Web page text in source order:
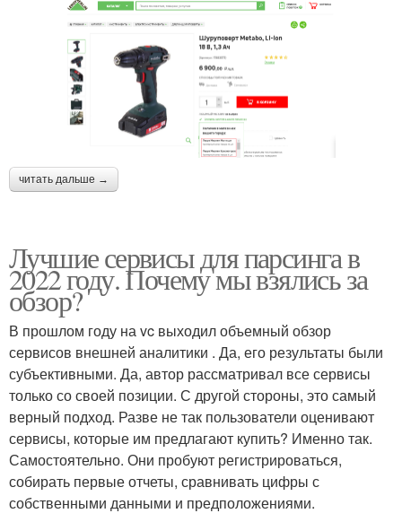
читать дальше →
Лучшие сервисы для парсинга в
2022 году. Почему мы взялись за
обзор?
В прошлом году на vc выходил объемный обзор
сервисов внешней аналитики . Да, его результаты были
субъективными. Да, автор рассматривал все сервисы
только со своей позиции. С другой стороны, это самый
верный подход. Разве не так пользователи оценивают
сервисы, которые им предлагают купить? Именно так.
Самостоятельно. Они пробуют регистрироваться,
собирать первые отчеты, сравнивать цифры с
собственными данными и предположениями.